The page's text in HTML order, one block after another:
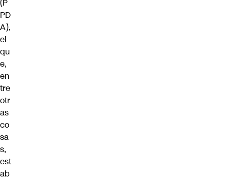
(P
PD
A),
el
qu
e,
en
tre
otr
as
co
sa
s,
est
ab